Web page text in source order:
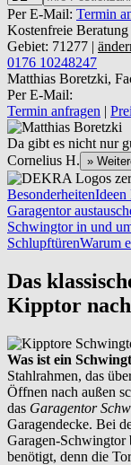
Per E-Mail: Termin
Kostenfreie Beratung
Gebiet: 71277 |
0176 10248247
Matthias Boretzki,
Per E-Mail:
Termin anfragen |
Da gibt es nicht nur
Cornelius H. »
BesonderheitenIdeen
Garagentor
Schwingtor in und
SchlupftürenWarum
Das
Kipptor
Was ist ein
Stahlrahmen, das
Öffnen nach außen
das Garagentor
Garagendecke. Bei
Garagen-Schwingtor
benötigt, denn die